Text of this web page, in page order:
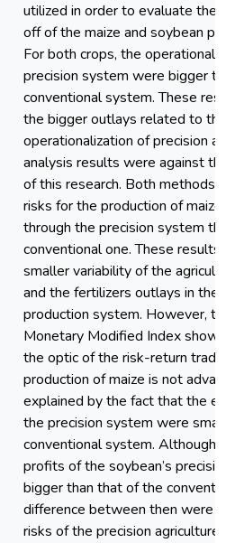
utilized in order to evaluate the
off of the maize and soybean
For both crops, the operational
precision system were bigger
conventional system. These
the bigger outlays related to the
operationalization of precision
analysis results were against
of this research. Both methods
risks for the production of
through the precision system
conventional one. These
smaller variability of the
and the fertilizers outlays in the
production system. However,
Monetary Modified Index
the optic of the risk-return
production of maize is not
explained by the fact that the
the precision system were
conventional system. Although
profits of the soybean’s
bigger than that of the
difference between then were
risks of the precision